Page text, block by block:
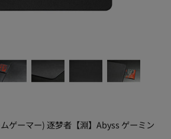
ゲーマー) 逐梦者【淵】Abyss ゲーミン